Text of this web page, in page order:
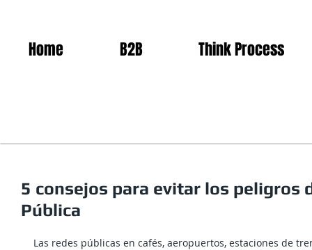
Home B2B Think Process
5 consejos para evitar los peligros
Pública
Las redes públicas en cafés, aeropuertos, estaciones de